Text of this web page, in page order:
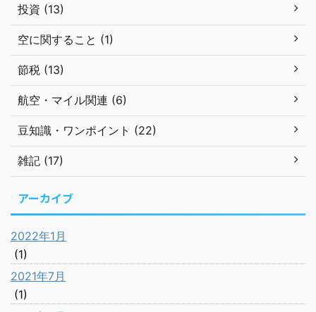
投資 (13)
空に関すること (1)
節税 (13)
航空・マイル関連 (6)
豆知識・ワンポイント (22)
雑記 (17)
アーカイブ
2022年1月
(1)
2021年7月
(1)